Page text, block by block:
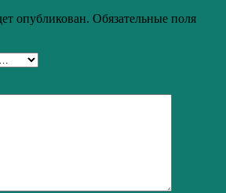
опубликован. Обязательные поля